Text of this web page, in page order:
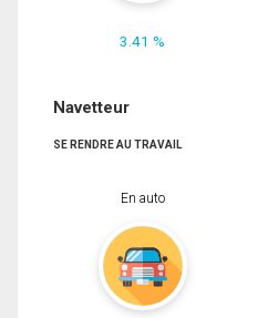
3.41 %
Navetteur
SE RENDRE AU TRAVAIL
En auto